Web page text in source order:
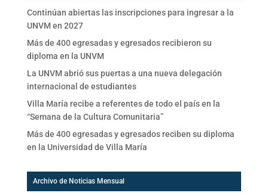
Continúan abiertas las inscripciones para ingresar a la
UNVM en 2027
Más de 400 egresadas y egresados recibieron su
diploma en la UNVM
La UNVM abrió sus puertas a una nueva delegación
internacional de estudiantes
Villa María recibe a referentes de todo el país en la
“Semana de la Cultura Comunitaria”
Más de 400 egresadas y egresados reciben su diploma
en la Universidad de Villa María
Archivo de Noticias Mensual